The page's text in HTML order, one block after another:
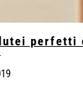
perfetti